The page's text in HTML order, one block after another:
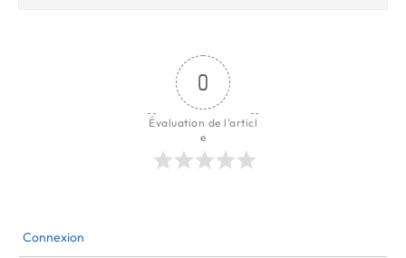
0
Évaluation de l'articl
e
Connexion